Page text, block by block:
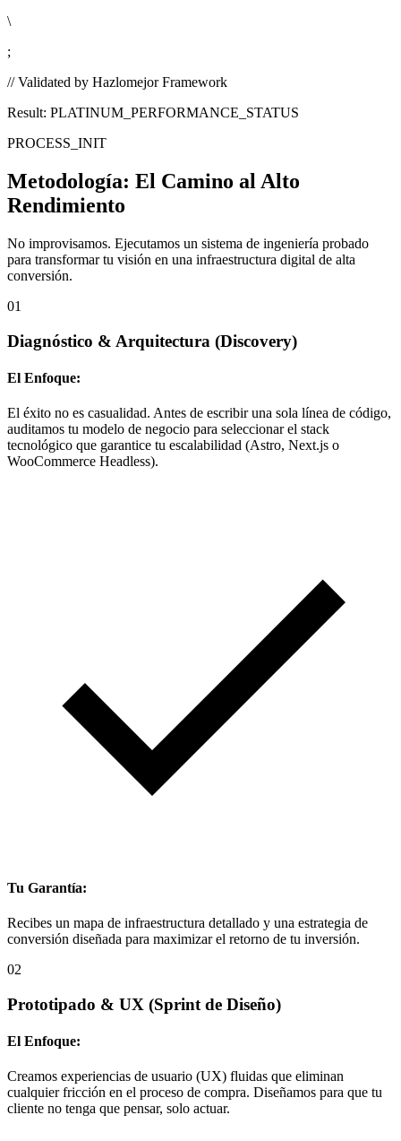
\
;
// Validated by Hazlomejor Framework
Result: PLATINUM_PERFORMANCE_STATUS
PROCESS_INIT
Metodología: El Camino al Alto
Rendimiento
No improvisamos. Ejecutamos un sistema de ingeniería probado
para transformar tu visión en una infraestructura digital de alta
conversión.
01
Diagnóstico & Arquitectura (Discovery)
El Enfoque:
El éxito no es casualidad. Antes de escribir una sola línea de código,
auditamos tu modelo de negocio para seleccionar el stack
tecnológico que garantice tu escalabilidad (Astro, Next.js o
WooCommerce Headless).
Tu Garantía:
Recibes un mapa de infraestructura detallado y una estrategia de
conversión diseñada para maximizar el retorno de tu inversión.
02
Prototipado & UX (Sprint de Diseño)
El Enfoque:
Creamos experiencias de usuario (UX) fluidas que eliminan
cualquier fricción en el proceso de compra. Diseñamos para que tu
cliente no tenga que pensar, solo actuar.